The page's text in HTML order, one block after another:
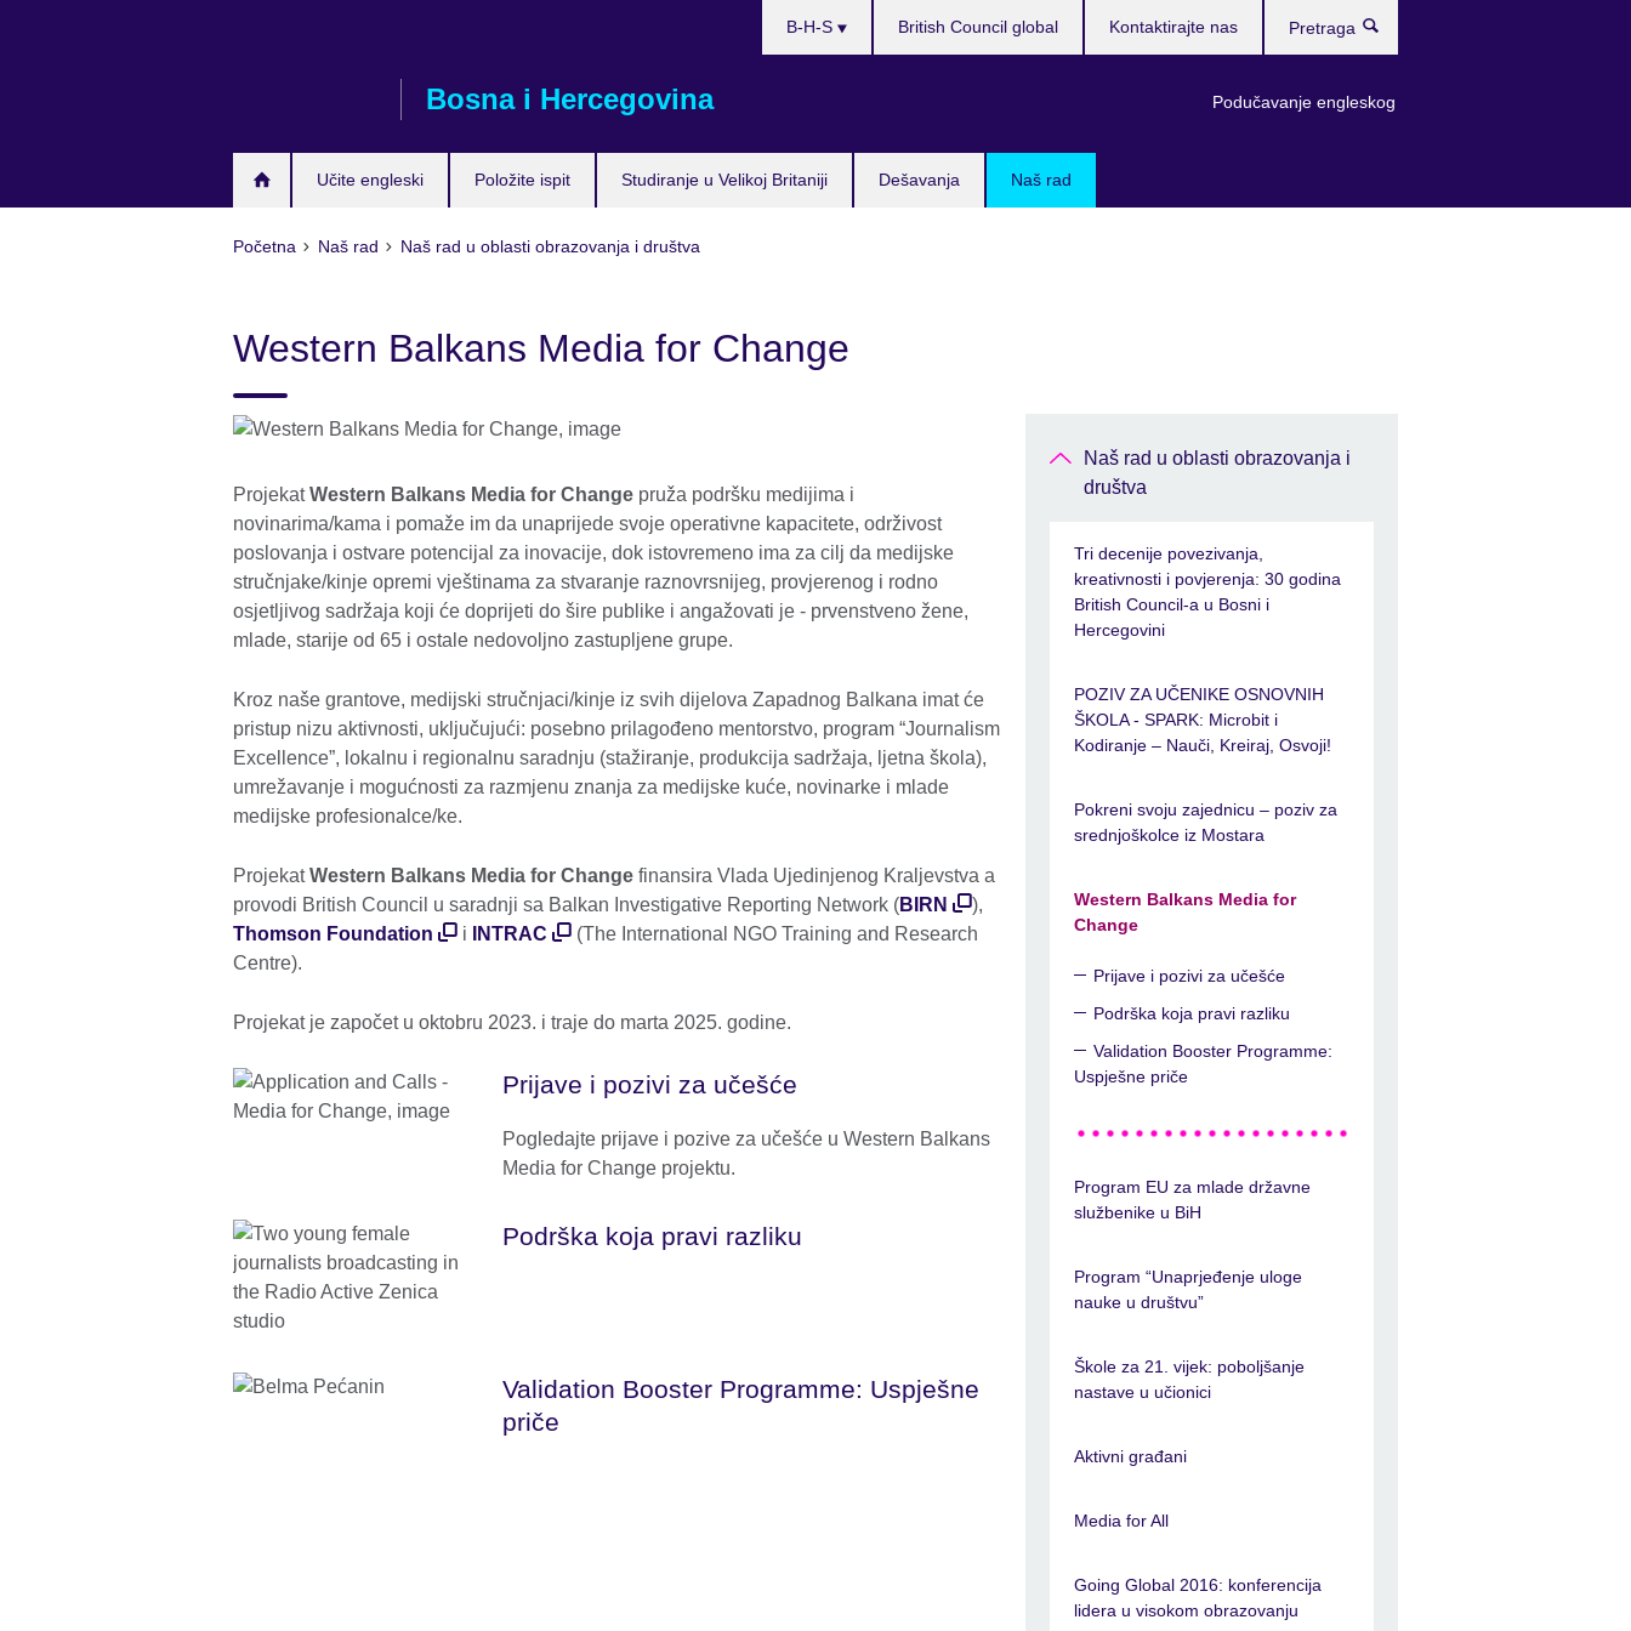
Bosna i Hercegovina
Učite engleski Položite ispit Studiranje u Velikoj Britaniji Dešavanja Naš rad
B-H-S
Podučavanje engleskog
British Council global Kontaktirajte nas
Početna Naš rad Naš rad u oblasti obrazovanja i društva
Western Balkans Media for Change
ProjekatWestern Balkans Media for Change pruža podršku medijima i
novinarima/kama i pomaže im da unaprijede svoje operativne kapacitete, održivost
poslovanja i ostvare potencijal za inovacije, dok istovremeno ima za cilj da medijske
stručnjake/kinje opremi vještinama za stvaranje raznovrsnijeg, provjerenog i rodno
osjetljivog sadržaja koji će doprijeti do šire publike i angažovati je - prvenstveno žene,
mlade, starije od 65 i ostale nedovoljno zastupljene grupe.
Kroz naše grantove, medijski stručnjaci/kinje iz svih dijelova Zapadnog Balkana imat će
pristup nizu aktivnosti, uključujući: posebno prilagođeno mentorstvo, program “Journalism
Excellence”, lokalnu i regionalnu saradnju (stažiranje, produkcija sadržaja, ljetna škola),
umrežavanje i mogućnosti za razmjenu znanja za medijske kuće, novinarke i mlade
medijske profesionalce/ke.
ProjekatWestern Balkans Media for Change finansira Vlada Ujedinjenog Kraljevstva a
provodi British Council u saradnji sa Balkan Investigative Reporting Network (BIRN
),
Thomson Foundation
i INTRAC
(The International NGO Training and Research
Centre).
Projekat je započet u oktobru 2023. i traje do marta 2025. godine.
Prijave i pozivi za učešće
Pogledajte prijave i pozive za učešće u Western Balkans
Media for Change projektu.
Podrška koja pravi razliku
Validation Booster Programme: Uspješne
priče
Naš rad u oblasti obrazovanja i
društva
Tri decenije povezivanja,
kreativnosti i povjerenja: 30 godina
British Council-a u Bosni i
Hercegovini
POZIV ZA UČENIKE OSNOVNIH
ŠKOLA - SPARK: Microbit i
Kodiranje – Nauči, Kreiraj, Osvoji!
Pokreni svoju zajednicu – poziv za
srednjoškolce iz Mostara
Western Balkans Media for
Change
Prijave i pozivi za učešće
Podrška koja pravi razliku
Validation Booster Programme:
Uspješne priče
Program EU za mlade državne
službenike u BiH
Program “Unaprjeđenje uloge
nauke u društvu”
Škole za 21. vijek: poboljšanje
nastave u učionici
Aktivni građani
Media for All
Going Global 2016: konferencija
lidera u visokom obrazovanju